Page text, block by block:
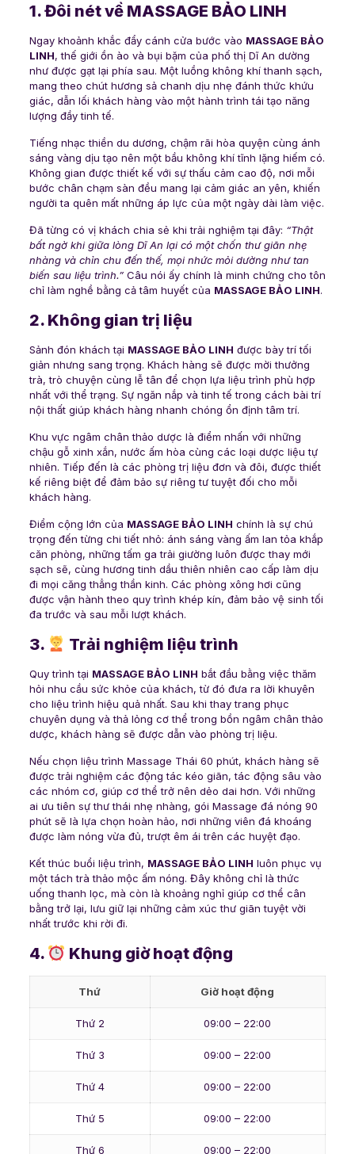
1. Đôi nét về MASSAGE BẢO LINH
Ngay khoảnh khắc đẩy cánh cửa bước vào MASSAGE BẢO
LINH, thế giới ồn ào và bụi bặm của phố thị Dĩ An dường
như được gạt lại phía sau. Một luồng không khí thanh sạch,
mang theo chút hương sả chanh dịu nhẹ đánh thức khứu
giác, dẫn lối khách hàng vào một hành trình tái tạo năng
lượng đầy tinh tế.
Tiếng nhạc thiền du dương, chậm rãi hòa quyện cùng ánh
sáng vàng dịu tạo nên một bầu không khí tĩnh lặng hiếm có.
Không gian được thiết kế với sự thấu cảm cao độ, nơi mỗi
bước chân chạm sàn đều mang lại cảm giác an yên, khiến
người ta quên mất những áp lực của một ngày dài làm việc.
Đã từng có vị khách chia sẻ khi trải nghiệm tại đây: “Thật
bất ngờ khi giữa lòng Dĩ An lại có một chốn thư giãn nhẹ
nhàng và chỉn chu đến thế, mọi nhức mỏi dường như tan
biến sau liệu trình.”Câu nói ấy chính là minh chứng cho tôn
chỉ làm nghề bằng cả tâm huyết của MASSAGE BẢO LINH.
2. Không gian trị liệu
Sảnh đón khách tại MASSAGE BẢO LINH được bày trí tối
giản nhưng sang trọng. Khách hàng sẽ được mời thưởng
trà, trò chuyện cùng lễ tân để chọn lựa liệu trình phù hợp
nhất với thể trạng. Sự ngăn nắp và tinh tế trong cách bài trí
nội thất giúp khách hàng nhanh chóng ổn định tâm trí.
Khu vực ngâm chân thảo dược là điểm nhấn với những
chậu gỗ xinh xắn, nước ấm hòa cùng các loại dược liệu tự
nhiên. Tiếp đến là các phòng trị liệu đơn và đôi, được thiết
kế riêng biệt để đảm bảo sự riêng tư tuyệt đối cho mỗi
khách hàng.
Điểm cộng lớn của MASSAGE BẢO LINH chính là sự chú
trọng đến từng chi tiết nhỏ: ánh sáng vàng ấm lan tỏa khắp
căn phòng, những tấm ga trải giường luôn được thay mới
sạch sẽ, cùng hương tinh dầu thiên nhiên cao cấp làm dịu
đi mọi căng thẳng thần kinh. Các phòng xông hơi cũng
được vận hành theo quy trình khép kín, đảm bảo vệ sinh tối
đa trước và sau mỗi lượt khách.
3. Trải nghiệm liệu trình
Quy trình tại MASSAGE BẢO LINH bắt đầu bằng việc thăm
hỏi nhu cầu sức khỏe của khách, từ đó đưa ra lời khuyên
cho liệu trình hiệu quả nhất. Sau khi thay trang phục
chuyên dụng và thả lỏng cơ thể trong bồn ngâm chân thảo
dược, khách hàng sẽ được dẫn vào phòng trị liệu.
Nếu chọn liệu trình Massage Thái 60 phút, khách hàng sẽ
được trải nghiệm các động tác kéo giãn, tác động sâu vào
các nhóm cơ, giúp cơ thể trở nên dẻo dai hơn. Với những
ai ưu tiên sự thư thái nhẹ nhàng, gói Massage đá nóng 90
phút sẽ là lựa chọn hoàn hảo, nơi những viên đá khoáng
được làm nóng vừa đủ, trượt êm ái trên các huyệt đạo.
Kết thúc buổi liệu trình, MASSAGE BẢO LINH luôn phục vụ
một tách trà thảo mộc ấm nóng. Đây không chỉ là thức
uống thanh lọc, mà còn là khoảng nghỉ giúp cơ thể cân
bằng trở lại, lưu giữ lại những cảm xúc thư giãn tuyệt vời
nhất trước khi rời đi.
4. Khung giờ hoạt động
Thứ Giờ hoạt động
Thứ 2 09:00 – 22:00
Thứ 3 09:00 – 22:00
Thứ 4 09:00 – 22:00
Thứ 5 09:00 – 22:00
Thứ 6 09:00 – 22:00